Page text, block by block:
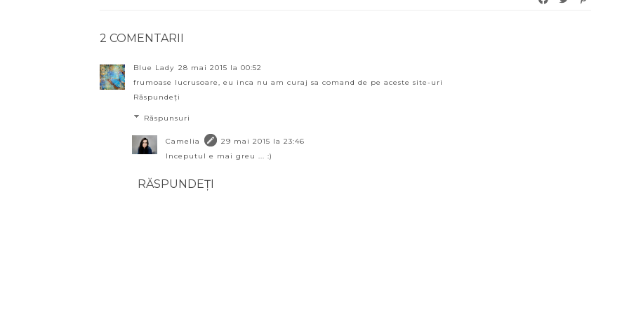
2 COMENTARII
Blue Lady 28 mai 2015 la 00:52
frumoase lucrusoare, eu inca nu am curaj sa comand de pe aceste site-uri
Răspundeți
Răspunsuri
Camelia
29 mai 2015 la 23:46
Inceputul e mai greu ... :)
RĂSPUNDEȚI